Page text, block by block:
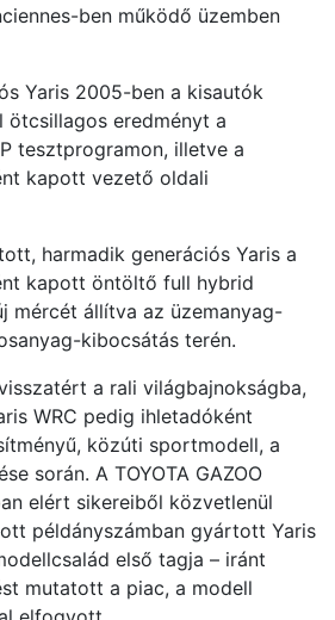
ben működő üzemben
Yaris 2005-ben a kisautók
ötcsillagos eredményt a
tesztprogramon, illetve a
kapott vezető oldali
harmadik generációs Yaris a
kapott öntöltő full hybrid
mércét állítva az üzemanyag-
kibocsátás terén.
a rali világbajnokságba,
WRC pedig ihletadóként
közúti sportmodell, a
során. A TOYOTA GAZOO
elért sikereiből közvetlenül
példányszámban gyártott Yaris
első tagja – iránt
mutatott a piac, a modell